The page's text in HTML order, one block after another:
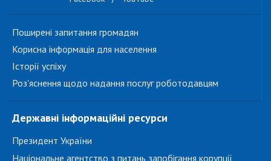
Поширені запитання громадян
Корисна інформація для населення
Історії успіху
Роз'яснення щодо надання послуг роботодавцям
Державні інформаційні ресурси
Президент України
Національне агентство з питань запобігання корупції